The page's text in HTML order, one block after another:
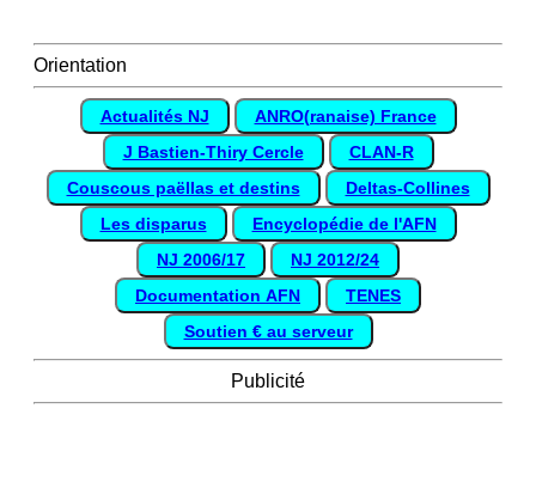
Orientation
Actualités NJ
ANRO(ranaise) France
J Bastien-Thiry Cercle
CLAN-R
Couscous paëllas et destins
Deltas-Collines
Les disparus
Encyclopédie de l'AFN
NJ 2006/17
NJ 2012/24
Documentation AFN
TENES
Soutien € au serveur
Publicité